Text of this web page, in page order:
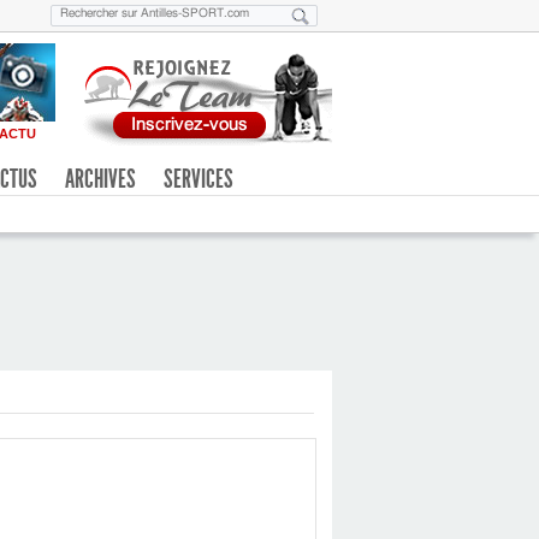
ARCHIVES SERVICES